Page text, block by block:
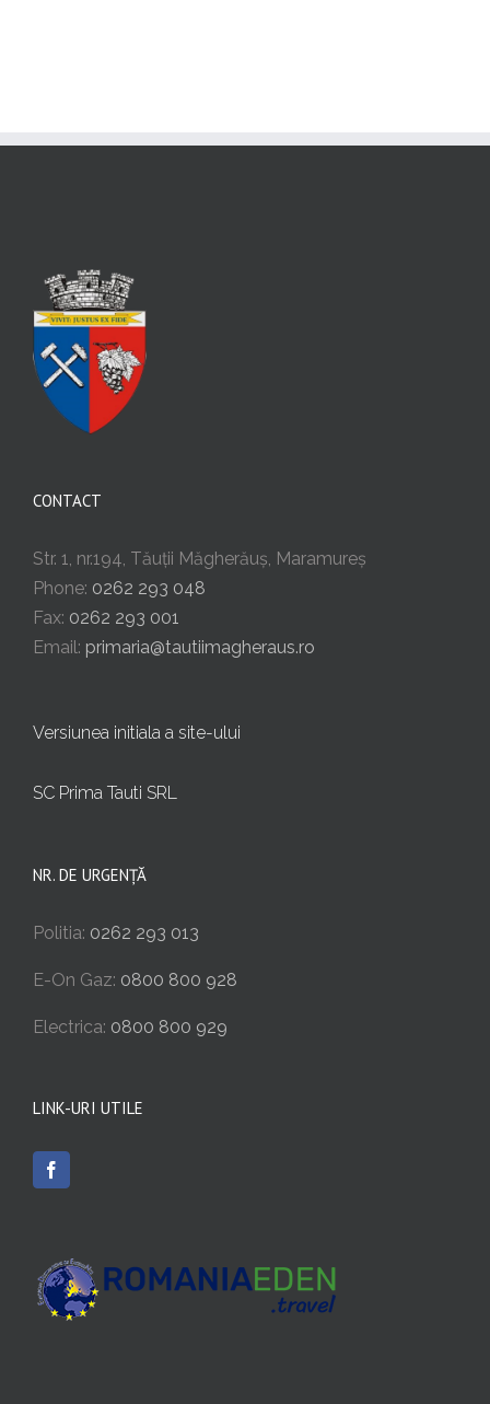
CONTACT
Str. 1, nr.194, Tăuții Măgherăuș, Maramureș
Phone: 0262 293 048
Fax: 0262 293 001
Email: primaria@tautiimagheraus.ro
Versiunea initiala a site-ului
SC Prima Tauti SRL
NR. DE URGENȚĂ
Politia: 0262 293 013
E-On Gaz: 0800 800 928
Electrica: 0800 800 929
LINK-URI UTILE